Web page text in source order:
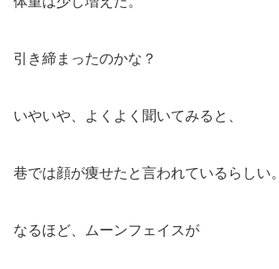
引き締まったのかな？
いやいや、よくよく聞いてみると、
巷では顔が痩せたと言われているらしい。
なるほど、ムーンフェイスが